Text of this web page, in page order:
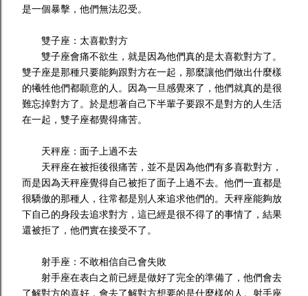
是一個暴擊，他們無法忍受。
雙子座：太喜歡對方
雙子座會痛不欲生，就是因為他們真的是太喜歡對方了。
雙子座是那種只要能夠跟對方在一起，那麼讓他們做出什麼樣
的犧牲他們都願意的人。因為一旦感覺來了，他們就真的是很
難忘掉對方了。於是想著自己下半輩子要跟不是對方的人生活
在一起，雙子座都覺得痛苦。
天秤座：面子上過不去
天秤座在被拒後很痛苦，並不是因為他們有多喜歡對方，
而是因為天秤座覺得自己被拒了面子上過不去。他們一直都是
很驕傲的那種人，往常都是別人來追求他們的。天秤座能夠放
下自己的身段去追求對方，這已經是很不得了的事情了，結果
還被拒了，他們實在接受不了。
射手座：不敢相信自己會失敗
射手座在表白之前已經是做好了完全的準備了，他們會去
了解對方的喜好，會去了解對方想要的是什麼樣的人。射手座